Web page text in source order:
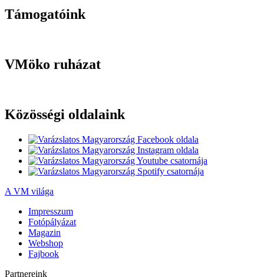
Támogatóink
VMöko ruházat
Közösségi oldalaink
A VM világa
Impresszum
Fotópályázat
Magazin
Webshop
Fajbook
Partnereink